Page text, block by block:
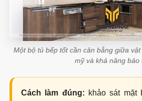
Một bộ tủ bếp tốt cần cân bằng giữa
mỹ và khả năng bảo
Cách làm đúng: khảo sát